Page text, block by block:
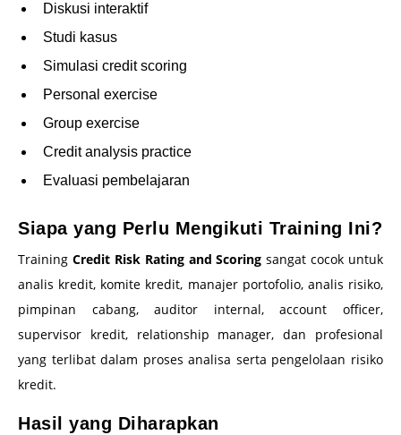
Diskusi interaktif
Studi kasus
Simulasi credit scoring
Personal exercise
Group exercise
Credit analysis practice
Evaluasi pembelajaran
Siapa yang Perlu Mengikuti Training Ini?
Training Credit Risk Rating and Scoring sangat cocok untuk
analis kredit, komite kredit, manajer portofolio, analis risiko,
pimpinan cabang, auditor internal, account officer,
supervisor kredit, relationship manager, dan profesional
yang terlibat dalam proses analisa serta pengelolaan risiko
kredit.
Hasil yang Diharapkan